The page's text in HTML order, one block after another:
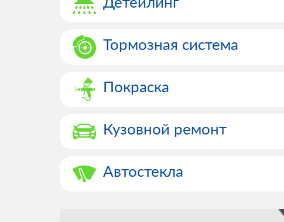
Тормозная система
Покраска
Кузовной ремонт
Автостекла